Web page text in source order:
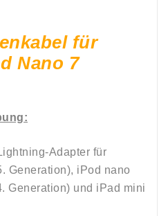
für
Nano 7
Adapter für
Generation), iPod nano
Generation) und iPad mini